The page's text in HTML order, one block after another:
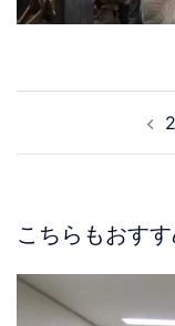
こちらもおす